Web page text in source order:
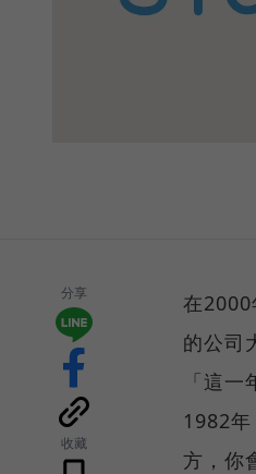
分享
收藏
在2000
的公司
「這
1982
方，你